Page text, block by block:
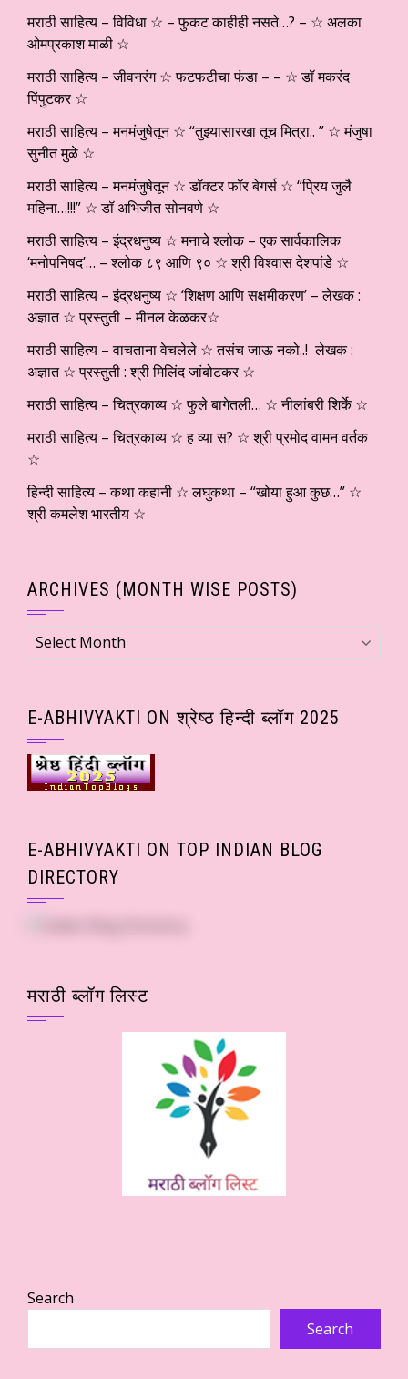
मराठी साहित्य – विविधा ☆ – फुकट काहीही नसते…? – ☆ अलका
ओमप्रकाश माळी ☆
मराठी साहित्य – जीवनरंग ☆ फटफटीचा फंडा – – ☆ डॉ मकरंद
पिंपुटकर ☆
मराठी साहित्य – मनमंजुषेतून ☆ “तुझ्यासारखा तूच मित्रा.. ” ☆ मंजुषा
सुनीत मुळे ☆
मराठी साहित्य – मनमंजुषेतून ☆ डॉक्टर फॉर बेगर्स ☆ “प्रिय जुलै
महिना…!!!” ☆ डॉ अभिजीत सोनवणे ☆
मराठी साहित्य – इंद्रधनुष्य ☆ मनाचे श्लोक – एक सार्वकालिक
‘मनोपनिषद’… – श्लोक ८९ आणि ९० ☆ श्री विश्वास देशपांडे ☆
मराठी साहित्य – इंद्रधनुष्य ☆ ‘शिक्षण आणि सक्षमीकरण’ – लेखक :
अज्ञात ☆ प्रस्तुती – मीनल केळकर☆
मराठी साहित्य – वाचताना वेचलेले ☆ तसंच जाऊ नको..! लेखक :
अज्ञात ☆ प्रस्तुती : श्री मिलिंद जांबोटकर ☆
मराठी साहित्य – चित्रकाव्य ☆ फुले बागेतली… ☆ नीलांबरी शिर्के ☆
मराठी साहित्य – चित्रकाव्य ☆ ह व्या स? ☆ श्री प्रमोद वामन वर्तक
☆
हिन्दी साहित्य – कथा कहानी ☆ लघुकथा – “खोया हुआ कुछ…” ☆
श्री कमलेश भारतीय ☆
ARCHIVES (MONTH WISE POSTS)
Archives
(Month
E-ABHIVYAKTI ON श्रेष्ठ हिन्दी ब्लॉग 2025
E-ABHIVYAKTI ON TOP INDIAN BLOG
DIRECTORY
मराठी ब्लॉग लिस्ट
Search
Search